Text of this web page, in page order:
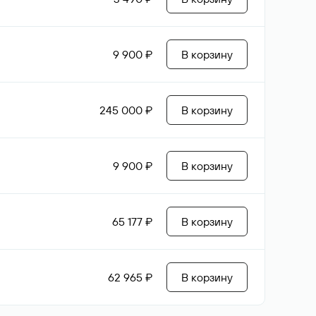
9 900 ₽ В корзину
245 000 ₽ В корзину
9 900 ₽ В корзину
65 177 ₽ В корзину
62 965 ₽ В корзину